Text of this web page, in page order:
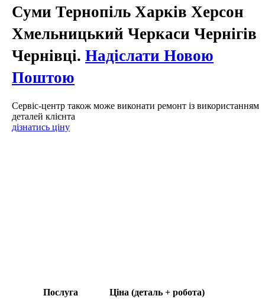
Суми Тернопіль Харків Херсон
Хмельницький Черкаси Чернігів
Чернівці. Надіслати Новою
Поштою
Сервіс-центр також може виконати ремонт із використанням
деталей клієнта
дізнатись ціну
Послуга
Ціна (деталь + робота)